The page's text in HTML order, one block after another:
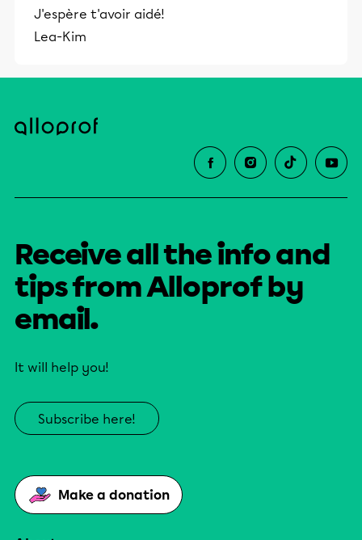
J'espère t'avoir aidé!
Lea-Kim
Receive all the info and
tips from Alloprof by
email.
It will help you!
Subscribe here!
Make a donation